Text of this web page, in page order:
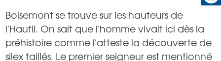
Boisemont se trouve sur les hauteurs de
l'Hautil. On sait que l'homme vivait ici dès la
préhistoire comme l'atteste la découverte de
silex taillés. Le premier seigneur est mentionné